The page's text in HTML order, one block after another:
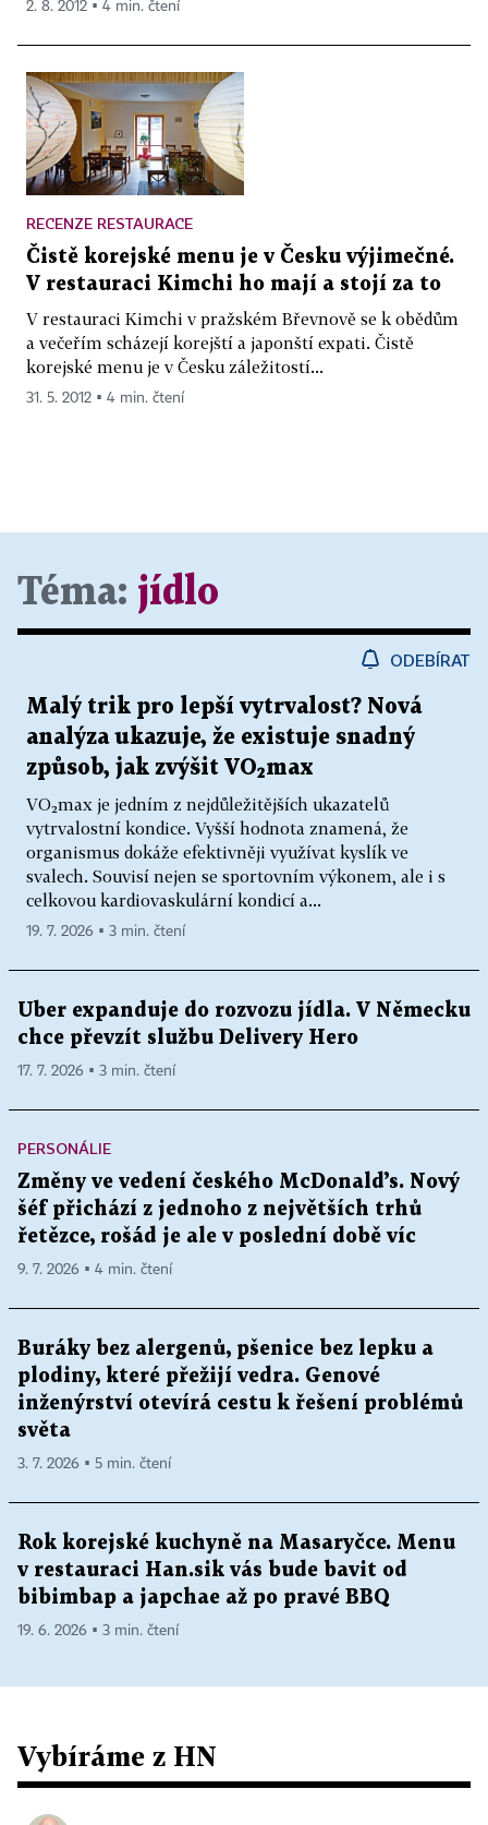
2. 8. 2012 ▪ 4 min. čtení
RECENZE RESTAURACE
Čistě korejské menu je v Česku výjimečné.
V restauraci Kimchi ho mají a stojí za to
V restauraci Kimchi v pražském Břevnově se k obědům
a večeřím scházejí korejští a japonští expati. Čistě
korejské menu je v Česku záležitostí...
31. 5. 2012 ▪ 4 min. čtení
Téma: jídlo
ODEBÍRAT
Malý trik pro lepší vytrvalost? Nová
analýza ukazuje, že existuje snadný
způsob, jak zvýšit VO₂max
VO₂max je jedním z nejdůležitějších ukazatelů
vytrvalostní kondice. Vyšší hodnota znamená, že
organismus dokáže efektivněji využívat kyslík ve
svalech. Souvisí nejen se sportovním výkonem, ale i s
celkovou kardiovaskulární kondicí a...
19. 7. 2026 ▪ 3 min. čtení
Uber expanduje do rozvozu jídla. V Německu
chce převzít službu Delivery Hero
17. 7. 2026 ▪ 3 min. čtení
PERSONÁLIE
Změny ve vedení českého McDonald’s. Nový
šéf přichází z jednoho z největších trhů
řetězce, rošád je ale v poslední době víc
9. 7. 2026 ▪ 4 min. čtení
Buráky bez alergenů, pšenice bez lepku a
plodiny, které přežijí vedra. Genové
inženýrství otevírá cestu k řešení problémů
světa
3. 7. 2026 ▪ 5 min. čtení
Rok korejské kuchyně na Masaryčce. Menu
v restauraci Han.sik vás bude bavit od
bibimbap a japchae až po pravé BBQ
19. 6. 2026 ▪ 3 min. čtení
Vybíráme z HN